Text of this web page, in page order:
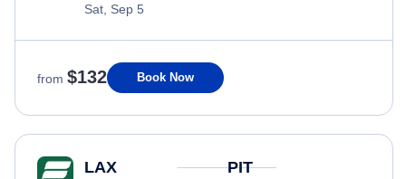
Sat, Sep 5
from $132 Book Now
LAX PIT